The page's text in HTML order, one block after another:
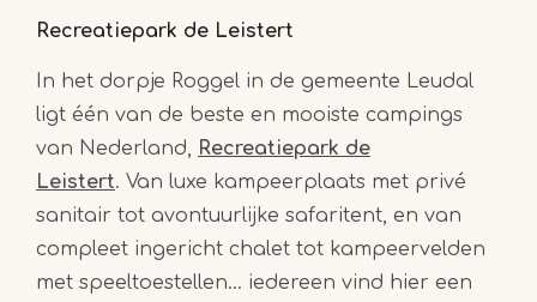
Recreatiepark de Leistert
In het dorpje Roggel in de gemeente Leudal
ligt één van de beste en mooiste campings
van Nederland, Recreatiepark de
Leistert. Van luxe kampeerplaats met privé
sanitair tot avontuurlijke safaritent, en van
compleet ingericht chalet tot kampeervelden
met speeltoestellen… iedereen vind hier een